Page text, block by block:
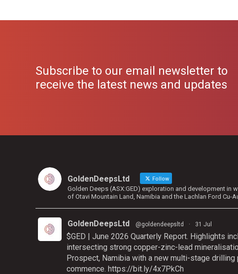
Subscribe to our email newsletter to
receive the latest news and updates
GoldenDeepsLtd Follow
Golden Deeps (ASX:GED) exploration and development in
of Otavi Mountain Land, Namibia and the Lachlan Ford Cu-
GoldenDeepsLtd @goldendeepsltd · 31 Jul
$GED | June 2026 Quarterly Report. Highlights
intersecting strong copper-zinc-lead
Prospect, Namibia with a new multi-stage drilling
commence. https://bit.ly/4x7PkCh